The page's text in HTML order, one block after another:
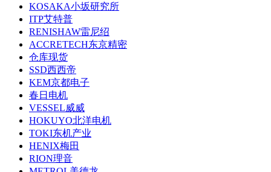
KOSAKA小坂研究所
ITP艾特普
RENISHAW雷尼绍
ACCRETECH东京精密
仓库现货
SSD西西帝
KEM京都电子
春日电机
VESSEL威威
HOKUYO北洋电机
TOKI东机产业
HENIX梅田
RION理音